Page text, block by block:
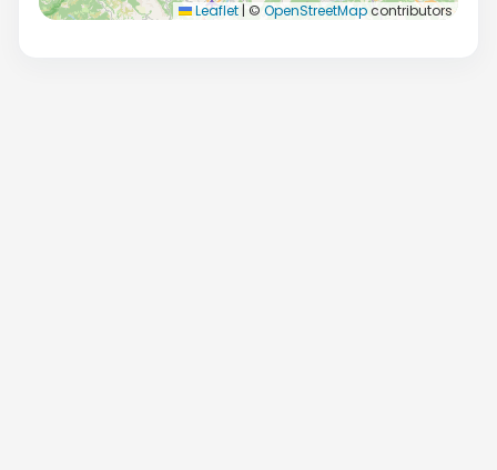
Leaflet | © OpenStreetMapcontributors